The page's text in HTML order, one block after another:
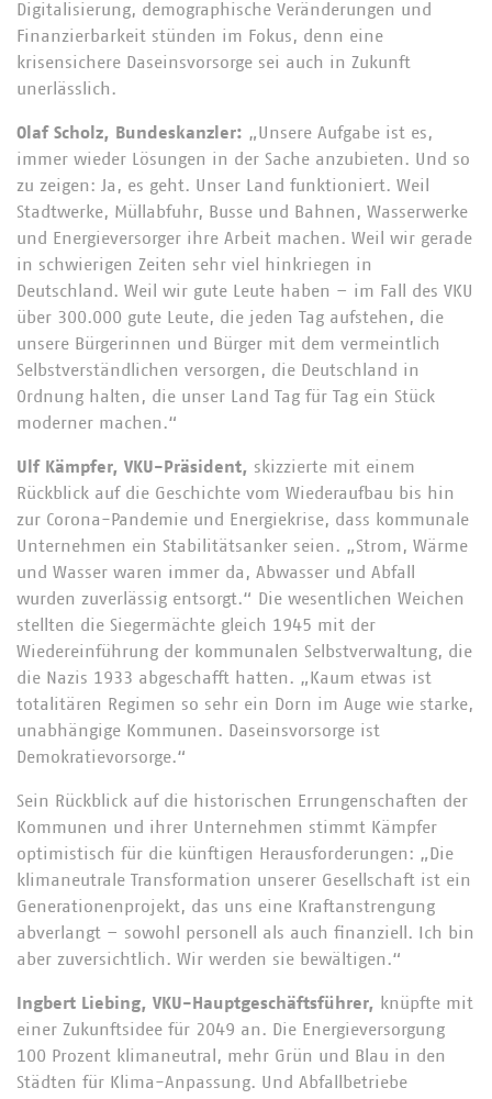
Digitalisierung, demographische Veränderungen und
Finanzierbarkeit stünden im Fokus, denn eine
krisensichere Daseinsvorsorge sei auch in Zukunft
unerlässlich.
Olaf Scholz, Bundeskanzler: „Unsere Aufgabe ist es,
immer wieder Lösungen in der Sache anzubieten. Und so
zu zeigen: Ja, es geht. Unser Land funktioniert. Weil
Stadtwerke, Müllabfuhr, Busse und Bahnen, Wasserwerke
und Energieversorger ihre Arbeit machen. Weil wir gerade
in schwierigen Zeiten sehr viel hinkriegen in
Deutschland. Weil wir gute Leute haben – im Fall des VKU
über 300.000 gute Leute, die jeden Tag aufstehen, die
unsere Bürgerinnen und Bürger mit dem vermeintlich
Selbstverständlichen versorgen, die Deutschland in
Ordnung halten, die unser Land Tag für Tag ein Stück
moderner machen.“
Ulf Kämpfer, VKU-Präsident, skizzierte mit einem
Rückblick auf die Geschichte vom Wiederaufbau bis hin
zur Corona-Pandemie und Energiekrise, dass kommunale
Unternehmen ein Stabilitätsanker seien. „Strom, Wärme
und Wasser waren immer da, Abwasser und Abfall
wurden zuverlässig entsorgt.“ Die wesentlichen Weichen
stellten die Siegermächte gleich 1945 mit der
Wiedereinführung der kommunalen Selbstverwaltung, die
die Nazis 1933 abgeschafft hatten. „Kaum etwas ist
totalitären Regimen so sehr ein Dorn im Auge wie starke,
unabhängige Kommunen. Daseinsvorsorge ist
Demokratievorsorge.“
Sein Rückblick auf die historischen Errungenschaften der
Kommunen und ihrer Unternehmen stimmt Kämpfer
optimistisch für die künftigen Herausforderungen: „Die
klimaneutrale Transformation unserer Gesellschaft ist ein
Generationenprojekt, das uns eine Kraftanstrengung
abverlangt – sowohl personell als auch finanziell. Ich bin
aber zuversichtlich. Wir werden sie bewältigen.“
Ingbert Liebing, VKU-Hauptgeschäftsführer, knüpfte mit
einer Zukunftsidee für 2049 an. Die Energieversorgung
100 Prozent klimaneutral, mehr Grün und Blau in den
Städten für Klima-Anpassung. Und Abfallbetriebe